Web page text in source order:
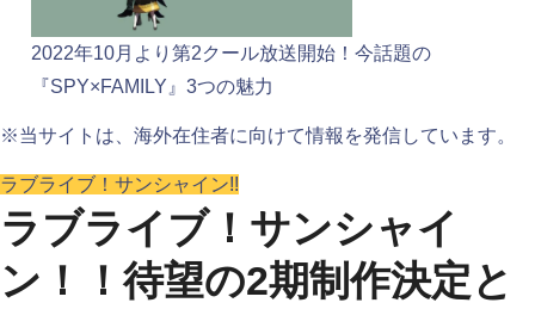
2022年10月より第2クール放送開始！今話題の
『SPY×FAMILY』3つの魅力
※当サイトは、海外在住者に向けて情報を発信しています。
ラブライブ！サンシャイン!!
ラブライブ！サンシャイ
ン！！待望の2期制作決定と